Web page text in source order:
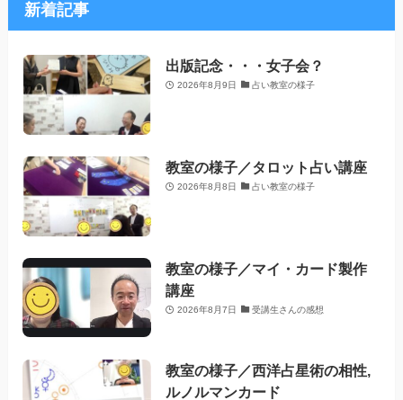
新着記事
出版記念・・・女子会？
2026年8月9日 占い教室の様子
教室の様子／タロット占い講座
2026年8月8日 占い教室の様子
教室の様子／マイ・カード製作
講座
2026年8月7日 受講生さんの感想
教室の様子／西洋占星術の相性,
ルノルマンカード